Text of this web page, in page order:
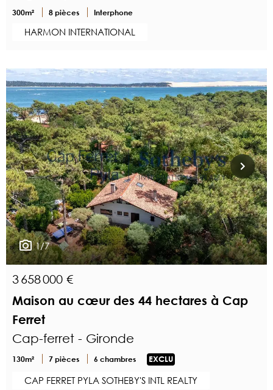
300m² 8 pièces Interphone
HARMON INTERNATIONAL
1/7
3 658 000 €
Maison au cœur des 44 hectares à Cap
Ferret
Cap-ferret - Gironde
130m² 7 pièces 6 chambres EXCLU
CAP FERRET PYLA SOTHEBY'S INTL REALTY